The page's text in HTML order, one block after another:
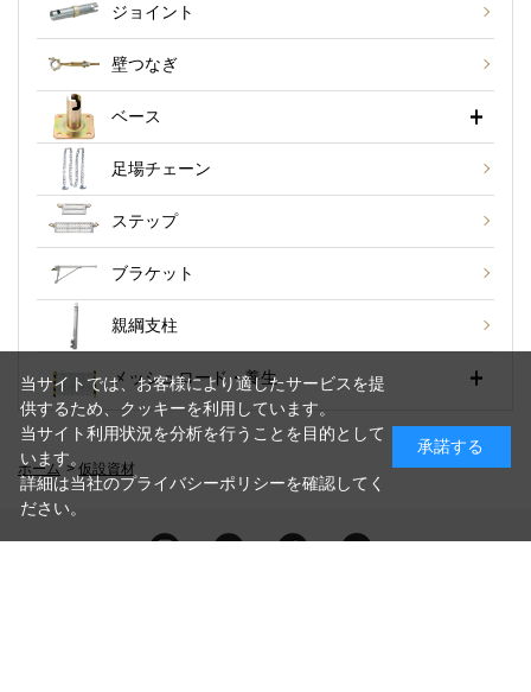
ジョイント
壁つなぎ
ベース
足場チェーン
ステップ
ブラケット
親綱支柱
メッシュロード・養生
ホーム >仮設資材
当サイトでは、お客様により適したサービスを提
供するため、クッキーを利用しています。
当サイト利用状況を分析を行うことを目的として
います。
詳細は当社のプライバシーポリシーを確認してく
ださい。
承諾する